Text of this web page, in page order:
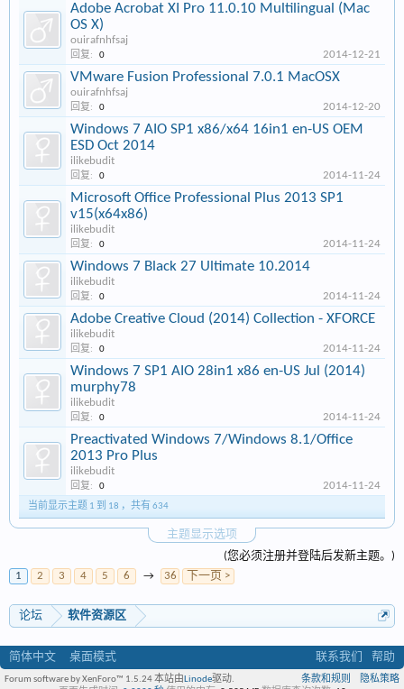
Adobe Acrobat XI Pro 11.0.10 Multilingual (Mac
OS X)
ouirafnhfsaj
回复: 0 2014-12-21
VMware Fusion Professional 7.0.1 MacOSX
ouirafnhfsaj
回复: 0 2014-12-20
Windows 7 AIO SP1 x86/x64 16in1 en-US OEM
ESD Oct 2014
ilikebudit
回复: 0 2014-11-24
Microsoft Office Professional Plus 2013 SP1
v15(x64x86)
ilikebudit
回复: 0 2014-11-24
Windows 7 Black 27 Ultimate 10.2014
ilikebudit
回复: 0 2014-11-24
Adobe Creative Cloud (2014) Collection - XFORCE
ilikebudit
回复: 0 2014-11-24
Windows 7 SP1 AIO 28in1 x86 en-US Jul (2014)
murphy78
ilikebudit
回复: 0 2014-11-24
Preactivated Windows 7/Windows 8.1/Office
2013 Pro Plus
ilikebudit
回复: 0 2014-11-24
当前显示主题 1 到 18 ，共有 634
主题显示选项
(您必须注册并登陆后发新主题。)
1
2 3 4 5 6 → 36 下一页 >
论坛 软件资源区
简体中文 桌面模式 联系我们 帮助
条款和规则 隐私策略
Forum software by XenForo™ 1.5.24本站由 Linode驱动.